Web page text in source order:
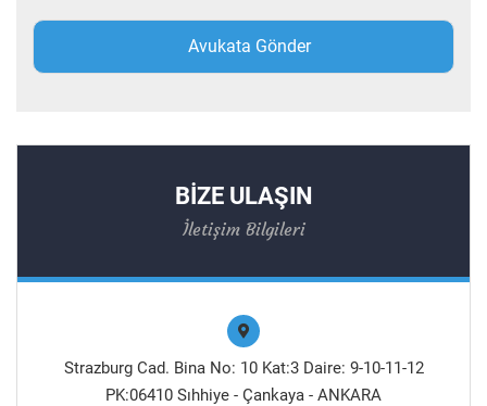
BİZE ULAŞIN
İletişim Bilgileri
Strazburg Cad. Bina No: 10 Kat:3 Daire: 9-10-11-12
PK:06410 Sıhhiye - Çankaya - ANKARA